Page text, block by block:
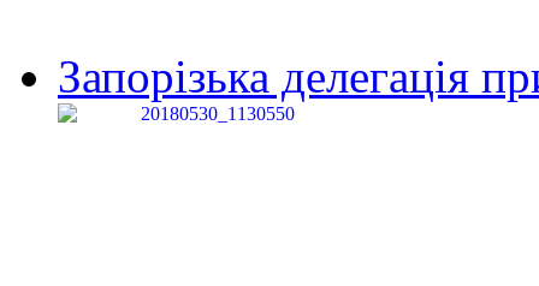
Запорізька делегація